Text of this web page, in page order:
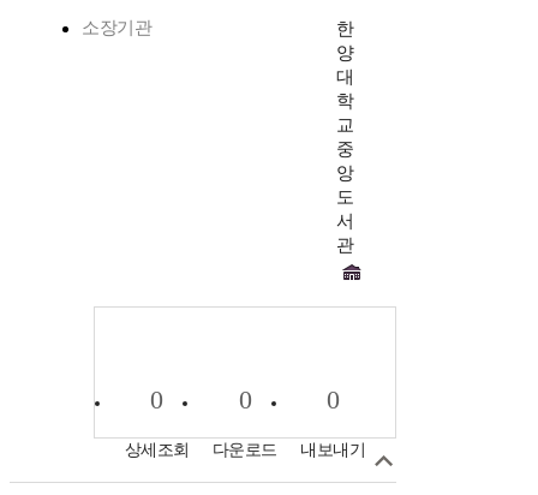
소장기관
한
양
대
학
교
중
앙
도
서
관
0
상세조회
0
다운로드
0
내보내기